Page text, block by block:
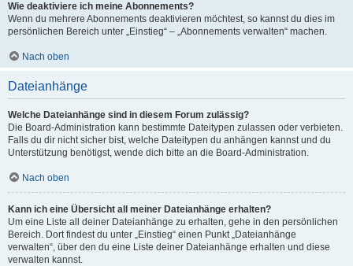
Wie deaktiviere ich meine Abonnements?
Wenn du mehrere Abonnements deaktivieren möchtest, so kannst du dies im
persönlichen Bereich unter „Einstieg“ – „Abonnements verwalten“ machen.
Nach oben
Dateianhänge
Welche Dateianhänge sind in diesem Forum zulässig?
Die Board-Administration kann bestimmte Dateitypen zulassen oder verbieten.
Falls du dir nicht sicher bist, welche Dateitypen du anhängen kannst und du
Unterstützung benötigst, wende dich bitte an die Board-Administration.
Nach oben
Kann ich eine Übersicht all meiner Dateianhänge erhalten?
Um eine Liste all deiner Dateianhänge zu erhalten, gehe in den persönlichen
Bereich. Dort findest du unter „Einstieg“ einen Punkt „Dateianhänge
verwalten“, über den du eine Liste deiner Dateianhänge erhalten und diese
verwalten kannst.